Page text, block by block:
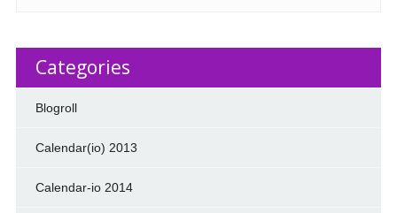
Categories
Blogroll
Calendar(io) 2013
Calendar-io 2014